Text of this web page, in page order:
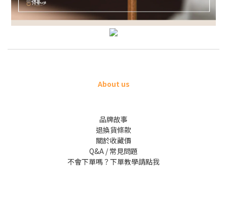
About us
品牌故事
退換貨條款
關於收藏價
Q&A / 常見問題
不會下單嗎？下單教學請點我